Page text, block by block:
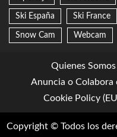
Ski España Ski France
Snow Cam Webcam
Quienes Somos
Anuncia o Colabora
Cookie Policy
Copyright © Todos los